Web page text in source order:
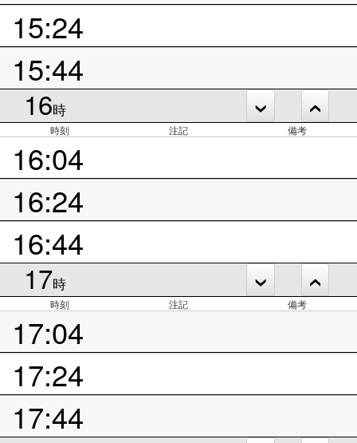
15:24
15:44
16時
時刻 注記 備考
16:04
16:24
16:44
17時
時刻 注記 備考
17:04
17:24
17:44